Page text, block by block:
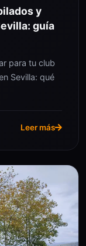
y
guía
para tu club
Sevilla: qué
Leer más